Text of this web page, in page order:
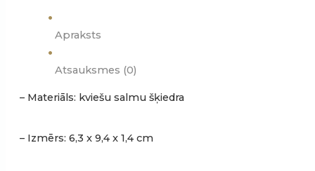
Apraksts
Atsauksmes (0)
– Materiāls: kviešu salmu šķiedra
– Izmērs: 6,3 x 9,4 x 1,4 cm